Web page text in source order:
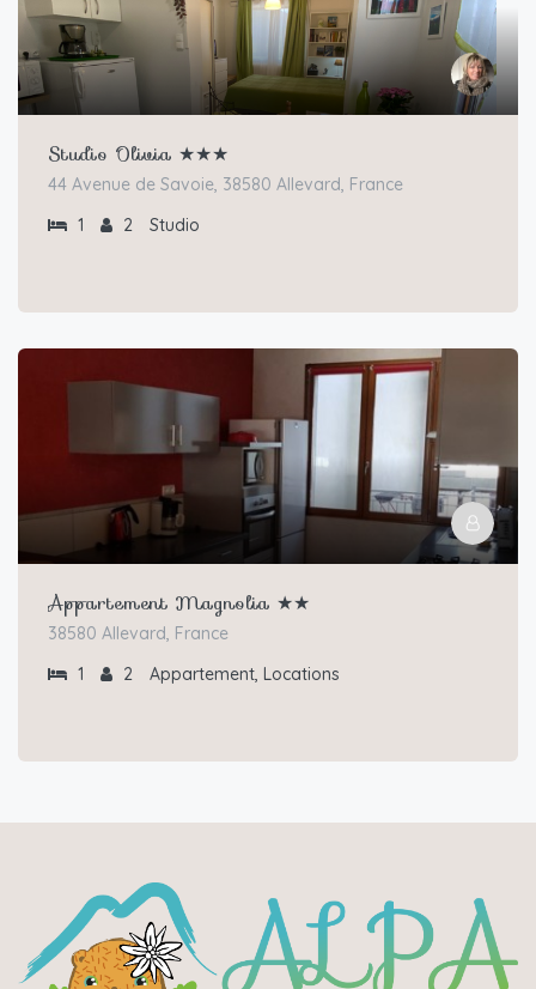
Studio Olivia ★★★
44 Avenue de Savoie, 38580 Allevard, France
1
2 Studio
Appartement Magnolia ★★
38580 Allevard, France
1
2 Appartement, Locations